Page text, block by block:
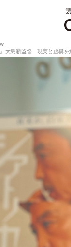
大島新監督 現実と虚構